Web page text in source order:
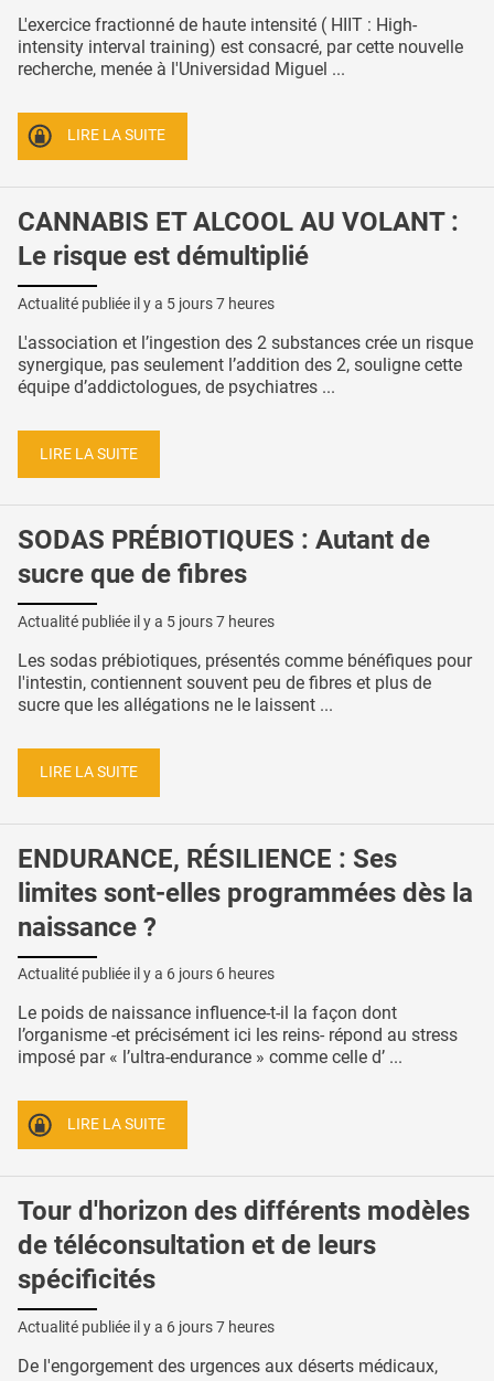
L'exercice fractionné de haute intensité ( HIIT : High-
intensity interval training) est consacré, par cette nouvelle
recherche, menée à l'Universidad Miguel ...
LIRE LA SUITE
CANNABIS ET ALCOOL AU VOLANT :
Le risque est démultiplié
Actualité publiée il y a 5 jours 7 heures
L'association et l’ingestion des 2 substances crée un risque
synergique, pas seulement l’addition des 2, souligne cette
équipe d’addictologues, de psychiatres ...
LIRE LA SUITE
SODAS PRÉBIOTIQUES : Autant de
sucre que de fibres
Actualité publiée il y a 5 jours 7 heures
Les sodas prébiotiques, présentés comme bénéfiques pour
l'intestin, contiennent souvent peu de fibres et plus de
sucre que les allégations ne le laissent ...
LIRE LA SUITE
ENDURANCE, RÉSILIENCE : Ses
limites sont-elles programmées dès la
naissance ?
Actualité publiée il y a 6 jours 6 heures
Le poids de naissance influence-t-il la façon dont
l’organisme -et précisément ici les reins- répond au stress
imposé par « l’ultra-endurance » comme celle d’ ...
LIRE LA SUITE
Tour d'horizon des différents modèles
de téléconsultation et de leurs
spécificités
Actualité publiée il y a 6 jours 7 heures
De l'engorgement des urgences aux déserts médicaux,